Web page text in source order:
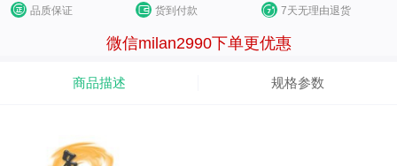
品质保证 货到付款 7天无理由退货
微信milan2990下单更优惠
商品描述 规格参数